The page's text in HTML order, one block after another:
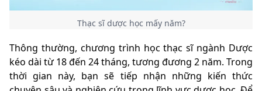
Thạc sĩ dược học mấy năm?
Thông thường, chương trình học thạc sĩ ngành Dược
kéo dài từ 18 đến 24 tháng, tương đương 2 năm. Trong
thời gian này, bạn sẽ tiếp nhận những kiến thức